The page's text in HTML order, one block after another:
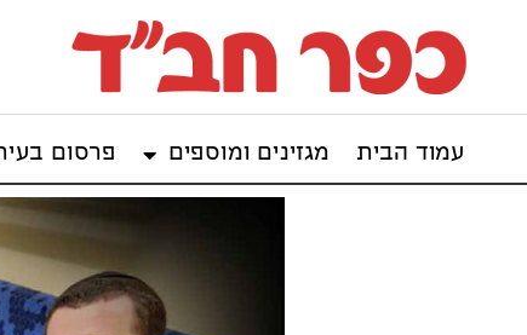
עמוד הבית מגזינים ומוספים פרסום